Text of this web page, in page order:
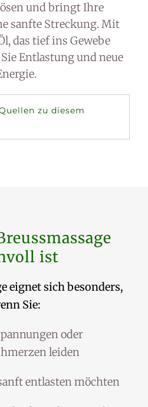
und bringt Ihre
sanfte Streckung. Mit
das tief ins Gewebe
Entlastung und neue
zu diesem
ist
eignet sich besonders,
Sie:
oder
leiden
entlasten möchten